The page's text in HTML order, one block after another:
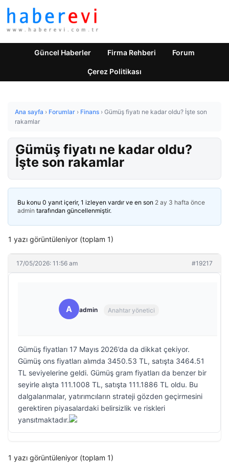
Güncel Haberler Firma Rehberi Forum
Çerez Politikası
Ana sayfa › Forumlar › Finans › Gümüş fiyatı ne kadar oldu? İşte son
rakamlar
Gümüş fiyatı ne kadar oldu?
İşte son rakamlar
Bu konu 0 yanıt içerir, 1 izleyen vardır ve en son 2 ay 3 hafta önce
admin tarafından güncellenmiştir.
1 yazı görüntüleniyor (toplam 1)
17/05/2026: 11:56 am #19217
A admin Anahtar yönetici
Gümüş fiyatları 17 Mayıs 2026’da da dikkat çekiyor.
Gümüş ons fiyatları alımda 3450.53 TL, satışta 3464.51
TL seviyelerine geldi. Gümüş gram fiyatları da benzer bir
seyirle alışta 111.1008 TL, satışta 111.1886 TL oldu. Bu
dalgalanmalar, yatırımcıların strateji gözden geçirmesini
gerektiren piyasalardaki belirsizlik ve riskleri
yansıtmaktadır.
1 yazı görüntüleniyor (toplam 1)